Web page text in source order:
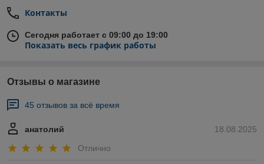
Контакты
Сегодня работает с 09:00 до 19:00
Показать весь график работы
Отзывы о магазине
45 отзывов за всё время
18.08.2025
анатолий
Отлично